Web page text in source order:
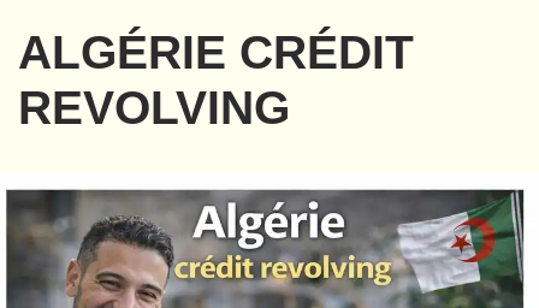
ALGÉRIE CRÉDIT
REVOLVING